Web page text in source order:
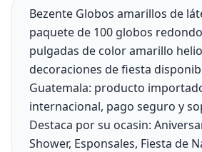
Bezente Globos amarillos de
paquete de 100 globos
pulgadas de color amarillo
decoraciones de fiesta
Guatemala: producto
internacional, pago seguro y
Destaca por su ocasin:
Shower, Esponsales, Fiesta de